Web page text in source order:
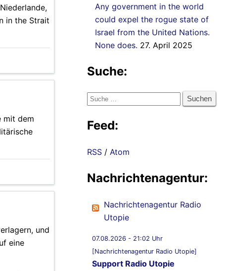
in the Strait
mit dem
und
eine
Any government in the world
could expel the rogue state of
Israel from the United Nations.
None does. 27. April 2025
Suche:
Suche
Feed:
RSS / Atom
Nachrichtenagentur:
Nachrichtenagentur Radio
Utopie
07.08.2026 - 21:02 Uhr
[Nachrichtenagentur Radio Utopie]
Support Radio Utopie